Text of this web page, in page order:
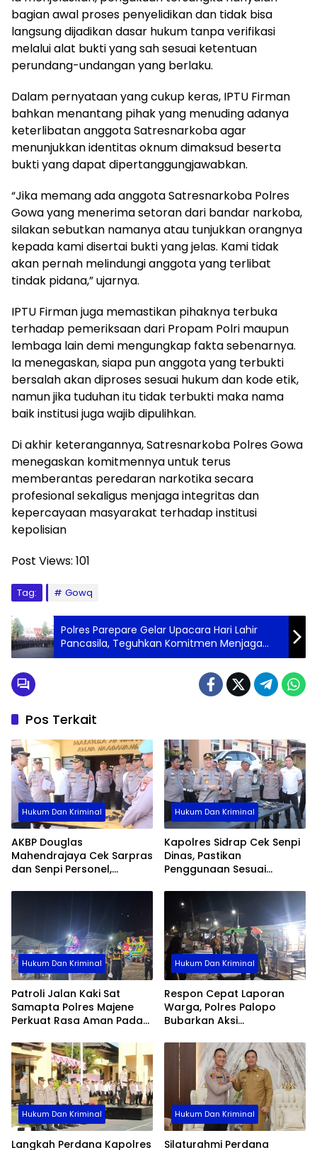
bagian awal proses penyelidikan dan tidak bisa
langsung dijadikan dasar hukum tanpa verifikasi
melalui alat bukti yang sah sesuai ketentuan
perundang-undangan yang berlaku.
Dalam pernyataan yang cukup keras, IPTU Firman
bahkan menantang pihak yang menuding adanya
keterlibatan anggota Satresnarkoba agar
menunjukkan identitas oknum dimaksud beserta
bukti yang dapat dipertanggungjawabkan.
“Jika memang ada anggota Satresnarkoba Polres
Gowa yang menerima setoran dari bandar narkoba,
silakan sebutkan namanya atau tunjukkan orangnya
kepada kami disertai bukti yang jelas. Kami tidak
akan pernah melindungi anggota yang terlibat
tindak pidana,” ujarnya.
IPTU Firman juga memastikan pihaknya terbuka
terhadap pemeriksaan dari Propam Polri maupun
lembaga lain demi mengungkap fakta sebenarnya.
Ia menegaskan, siapa pun anggota yang terbukti
bersalah akan diproses sesuai hukum dan kode etik,
namun jika tuduhan itu tidak terbukti maka nama
baik institusi juga wajib dipulihkan.
Di akhir keterangannya, Satresnarkoba Polres Gowa
menegaskan komitmennya untuk terus
memberantas peredaran narkotika secara
profesional sekaligus menjaga integritas dan
kepercayaan masyarakat terhadap institusi
kepolisian
Post Views: 101
Tag: Gowq
Polres Parepare Gelar Upacara Hari Lahir
Pancasila, Teguhkan Komitmen Menjaga
Persatuan Bangsa
Pos Terkait
Hukum Dan Kriminal
AKBP Douglas
Mahendrajaya Cek Sarpras
dan Senpi Personel,
Operasional Polres Wajo
Hukum Dan Kriminal
Kapolres Sidrap Cek Senpi
Dinas, Pastikan
Penggunaan Sesuai
Hukum Dan Kriminal
Patroli Jalan Kaki Sat
Samapta Polres Majene
Perkuat Rasa Aman Pada
Rawan Hingga Permukiman
Nelayan
Hukum Dan Kriminal
Respon Cepat Laporan
Warga, Polres Palopo
Bubarkan Aksi
Kelompok Pemuda
Hukum Dan Kriminal
Langkah Perdana Kapolres
Hukum Dan Kriminal
Silaturahmi Perdana